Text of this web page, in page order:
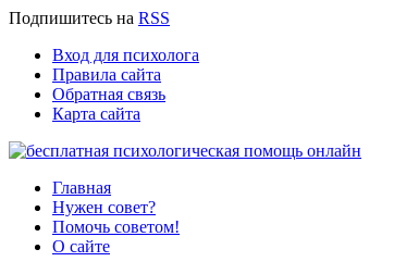
Подпишитесь на RSS
Вход для психолога
Правила сайта
Обратная связь
Карта сайта
Главная
Нужен совет?
Помочь советом!
О сайте